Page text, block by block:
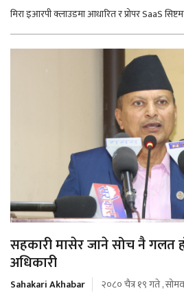
मिरा इआरपी क्लाउडमा आधारित र प्रोपर SaaS
सहकारी मासेर जाने सोच नै गलत
अधिकारी
Sahakari Akhabar
२०८० चैत्र १९ गते ,